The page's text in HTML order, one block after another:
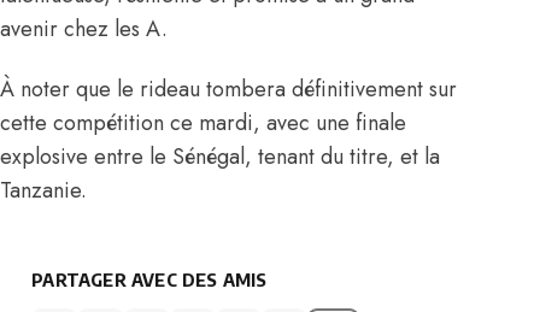
avenir chez les A.
À noter que le rideau tombera définitivement sur
cette compétition ce mardi, avec une finale
explosive entre le Sénégal, tenant du titre, et la
Tanzanie.
PARTAGER AVEC DES AMIS